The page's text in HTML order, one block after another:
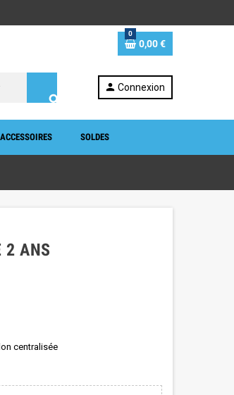
0
0,00 €
search
person Connexion
ACCESSOIRES SOLDES
2 ANS
centralisée